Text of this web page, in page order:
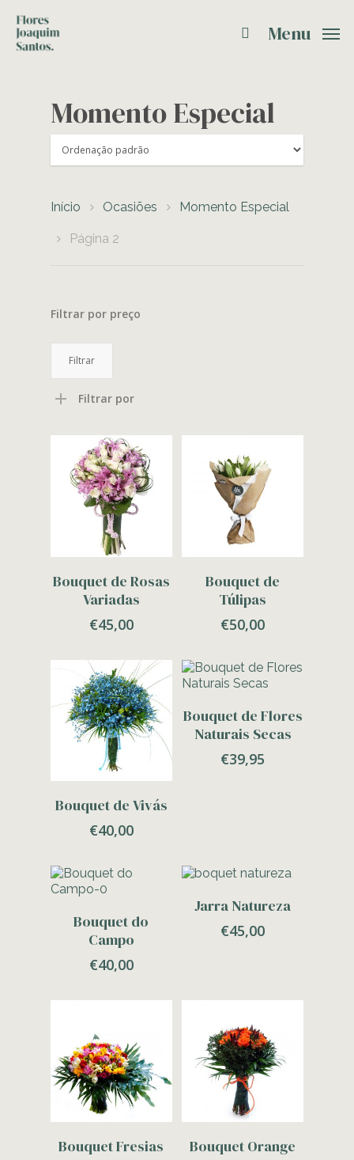
Menu
Momento Especial
Início Ocasiões Momento Especial
Página 2
Filtrar por preço
Filtrar
Filtrar por
Bouquet de Rosas
Variadas
€45,00
Bouquet de
Túlipas
€50,00
Bouquet de Vivás
€40,00
Bouquet de Flores
Naturais Secas
€39,95
Bouquet do
Campo
€40,00
Jarra Natureza
€45,00
Bouquet Fresias Bouquet Orange